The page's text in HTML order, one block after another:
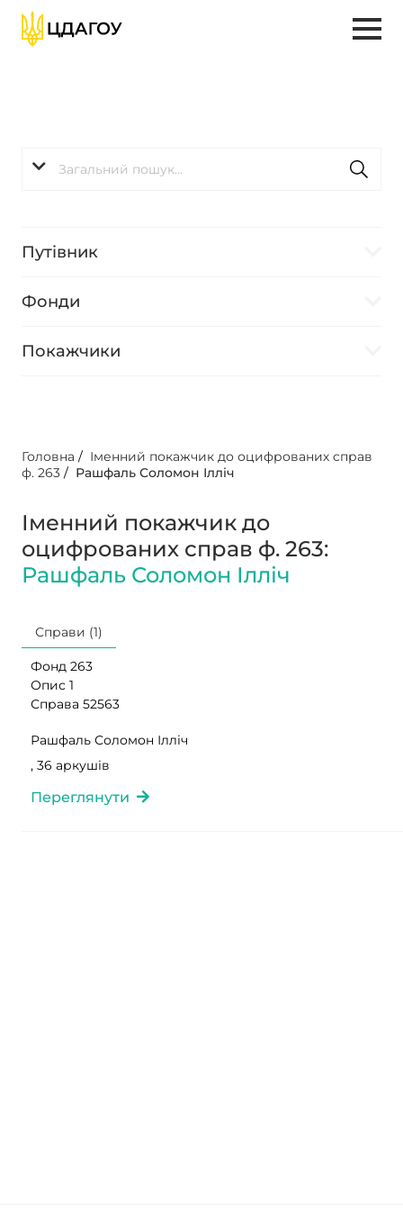
Путівник
Фонди
Покажчики
Головна / Іменний покажчик до оцифрованих справ
ф. 263 / Рашфаль Соломон Ілліч
Іменний покажчик до
оцифрованих справ ф. 263:
Рашфаль Соломон Ілліч
Справи (1)
Фонд 263
Опис 1
Справа 52563
Рашфаль Соломон Ілліч
, 36 аркушів
Переглянути